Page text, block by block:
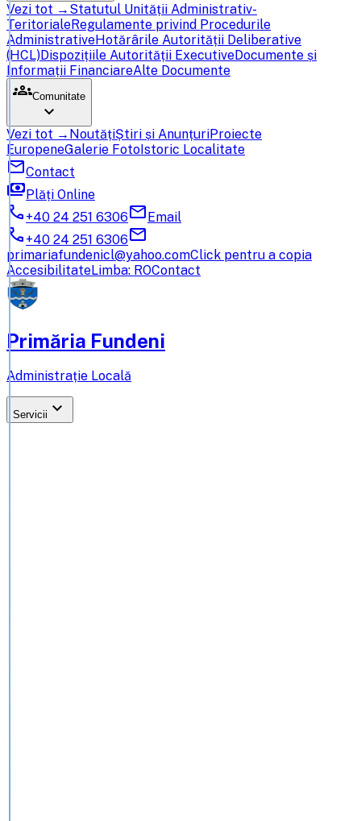
Vezi tot → Statutul Unității Administrativ-
TeritorialeRegulamente privind Procedurile
AdministrativeHotărârile Autorității Deliberative
(HCL)Dispozițiile Autorității ExecutiveDocumente și
Informații FinanciareAlte Documente
groupsComunitate
expand_more
Vezi tot → NoutățiȘtiri și AnunțuriProiecte
EuropeneGalerie FotoIstoric Localitate
mailContact
paymentsPlăți Online
call+40 24 251 6306mailEmail
call+40 24 251 6306mail
primariafundenicl@yahoo.comClick pentru a copia
AccesibilitateLimba: ROContact
Primăria Fundeni
Administrație Locală
Servicii expand_more